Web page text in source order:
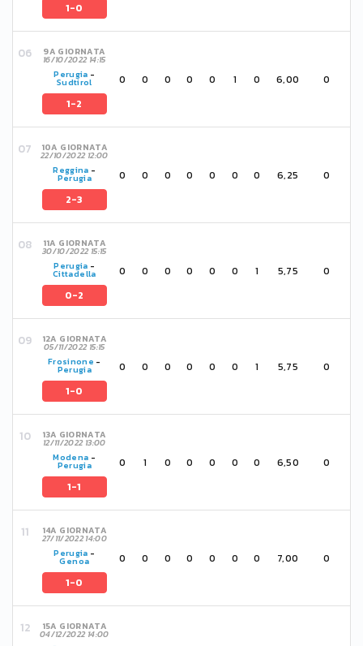
1-0
9A GIORNATA
16/10/2022 14:15
Perugia -
Sudtirol
1-2
0 0 0 0 0 1 0 6,00 0
10A GIORNATA
22/10/2022 12:00
Reggina -
Perugia
2-3
0 0 0 0 0 0 0 6,25 0
11A GIORNATA
30/10/2022 15:15
Perugia -
Cittadella
0-2
0 0 0 0 0 0 1 5,75 0
12A GIORNATA
05/11/2022 15:15
Frosinone -
Perugia
1-0
0 0 0 0 0 0 1 5,75 0
13A GIORNATA
12/11/2022 13:00
Modena -
Perugia
1-1
0 1 0 0 0 0 0 6,50 0
14A GIORNATA
27/11/2022 14:00
Perugia -
Genoa
1-0
0 0 0 0 0 0 0 7,00 0
15A GIORNATA
04/12/2022 14:00